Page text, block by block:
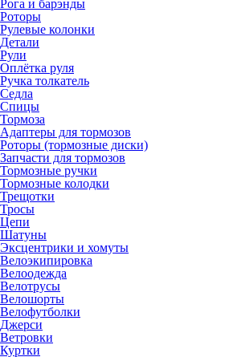
Рога и барэнды
Роторы
Рулевые колонки
Детали
Рули
Оплётка руля
Ручка толкатель
Седла
Спицы
Тормоза
Адаптеры для тормозов
Роторы (тормозные диски)
Запчасти для тормозов
Тормозные ручки
Тормозные колодки
Трещотки
Тросы
Цепи
Шатуны
Эксцентрики и хомуты
Велоэкипировка
Велоодежда
Велотрусы
Велошорты
Велофутболки
Джерси
Ветровки
Куртки